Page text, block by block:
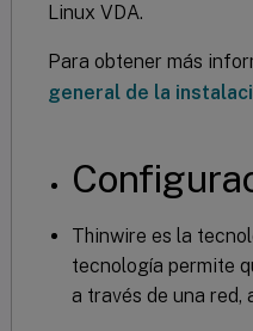
Linux VDA.
Para obtener más
general de la
Thinwire es la
tecnología permite
a través de una red,